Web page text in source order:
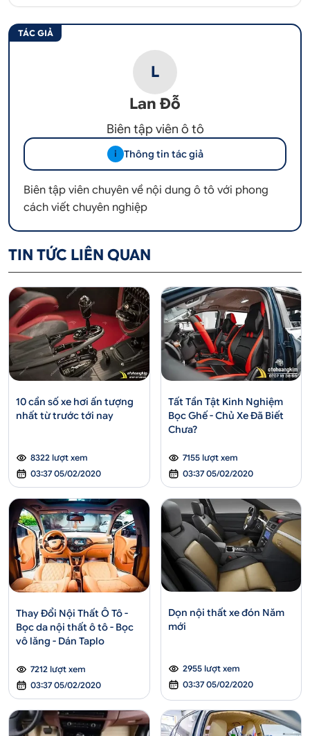
TÁC GIẢ
L
Lan Đỗ
Biên tập viên ô tô
i Thông tin tác giả
Biên tập viên chuyên về nội dung ô tô với phong
cách viết chuyên nghiệp
TIN TỨC LIÊN QUAN
10 cần số xe hơi ấn tượng
nhất từ trước tới nay
8322 lượt xem
03:37 05/02/2020
Tất Tần Tật Kinh Nghiệm
Bọc Ghế - Chủ Xe Đã Biết
Chưa?
7155 lượt xem
03:37 05/02/2020
Thay Đổi Nội Thất Ô Tô -
Bọc da nội thất ô tô - Bọc
vô lăng - Dán Taplo
7212 lượt xem
03:37 05/02/2020
Dọn nội thất xe đón Năm
mới
2955 lượt xem
03:37 05/02/2020